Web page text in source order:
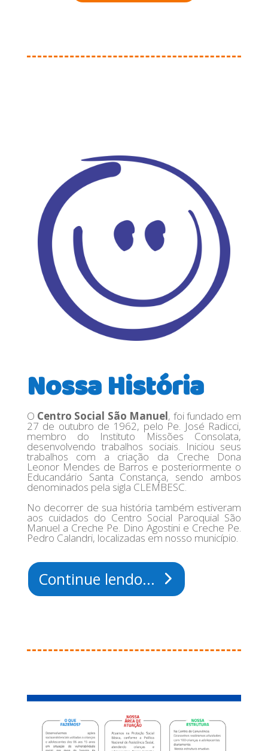
Nossa História
O Centro Social São Manuel, foi fundado em
27 de outubro de 1962, pelo Pe. José Radicci,
membro do Instituto Missões Consolata,
desenvolvendo trabalhos sociais. Iniciou seus
trabalhos com a criação da Creche Dona
Leonor Mendes de Barros e posteriormente o
Educandário Santa Constança, sendo ambos
denominados pela sigla CLEMBESC.
No decorrer de sua história também estiveram
aos cuidados do Centro Social Paroquial São
Manuel a Creche Pe. Dino Agostini e Creche Pe.
Pedro Calandri, localizadas em nosso município.
Continue lendo...